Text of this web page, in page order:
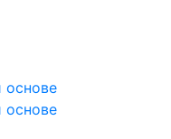
основе
основе